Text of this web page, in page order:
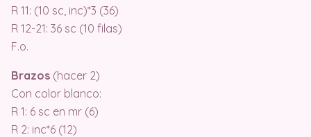
R 11: (10 sc, inc)*3 (36)
R 12-21: 36 sc (10 filas)
F.o.
Brazos (hacer 2)
Con color blanco:
R 1: 6 sc en mr (6)
R 2: inc*6 (12)